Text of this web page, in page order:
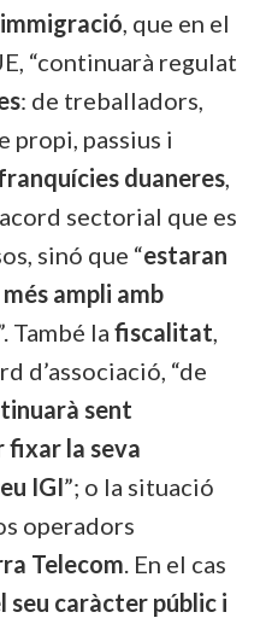
, que en el
“continuarà regulat
: de treballadors,
propi, passius i
duaneres,
sectorial que es
sinó que “estaran
ampli amb
També la fiscalitat,
d’associació, “de
sent
fixar la seva
IGI”; o la situació
operadors
Telecom. En el cas
seu caràcter públic i